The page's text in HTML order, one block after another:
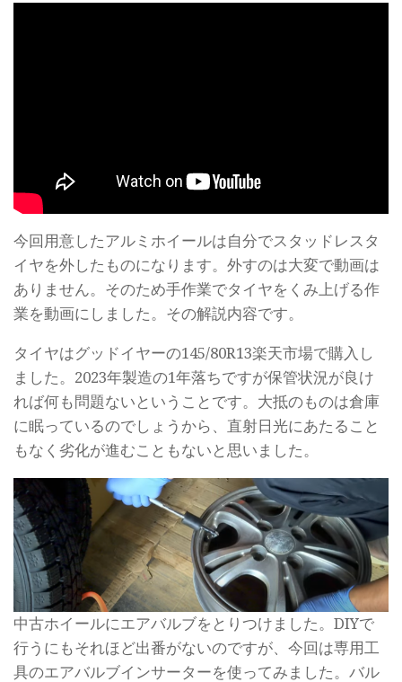
今回用意したアルミホイールは自分でスタッドレスタ
イヤを外したものになります。外すのは大変で動画は
ありません。そのため手作業でタイヤをくみ上げる作
業を動画にしました。その解説内容です。
タイヤはグッドイヤーの145/80R13楽天市場で購入し
ました。2023年製造の1年落ちですが保管状況が良け
れば何も問題ないということです。大抵のものは倉庫
に眠っているのでしょうから、直射日光にあたること
もなく劣化が進むこともないと思いました。
中古ホイールにエアバルブをとりつけました。DIYで
行うにもそれほど出番がないのですが、今回は専用工
具のエアバルブインサーターを使ってみました。バル